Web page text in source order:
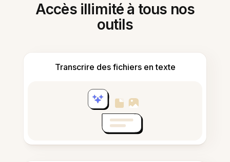
Accès illimité à tous nos
outils
Transcrire des fichiers en texte